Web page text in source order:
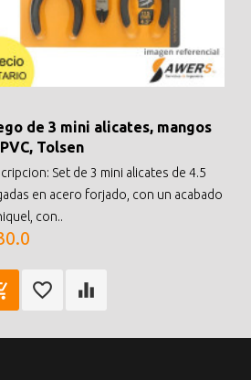
de 3 mini alicates, mangos
Tolsen
Set de 3 mini alicates de 4.5
en acero forjado, con un acabado
con..